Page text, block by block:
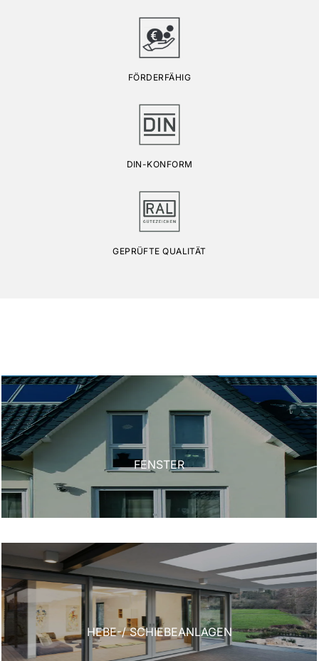
FÖRDERFÄHIG
DIN-KONFORM
GEPRÜFTE QUALITÄT
FENSTER
HEBE-/ SCHIEBEANLAGEN